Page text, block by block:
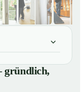
besenrein und
gründlich,